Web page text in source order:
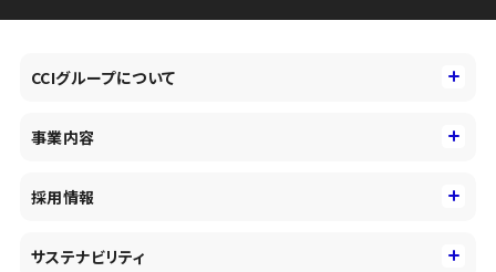
CCIグループについて
トップメッセージ
コーポレートアイデンティティ
会社概要・沿革
事業内容
コンサルティング&アドバイザリー
採用情報
サステナビリティ